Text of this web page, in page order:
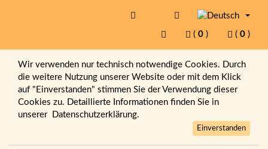
( 0 ) ( 0 )
Wir verwenden nur technisch notwendige Cookies. Durch
die weitere Nutzung unserer Website oder mit dem Klick
auf "Einverstanden" stimmen Sie der Verwendung dieser
Cookies zu. Detaillierte Informationen finden Sie in
unserer Datenschutzerklärung.
Einverstanden